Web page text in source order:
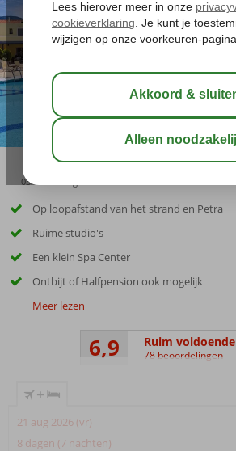
03:15
Op loopafstand van het strand en Petra
Ruime studio's
Een klein Spa Center
Ontbijt of Halfpension ook mogelijk
Meer lezen
6,9 Ruim voldoende
78 beoordelingen
+
21 aug 2026 (vr)
8 dagen (7 nachten)